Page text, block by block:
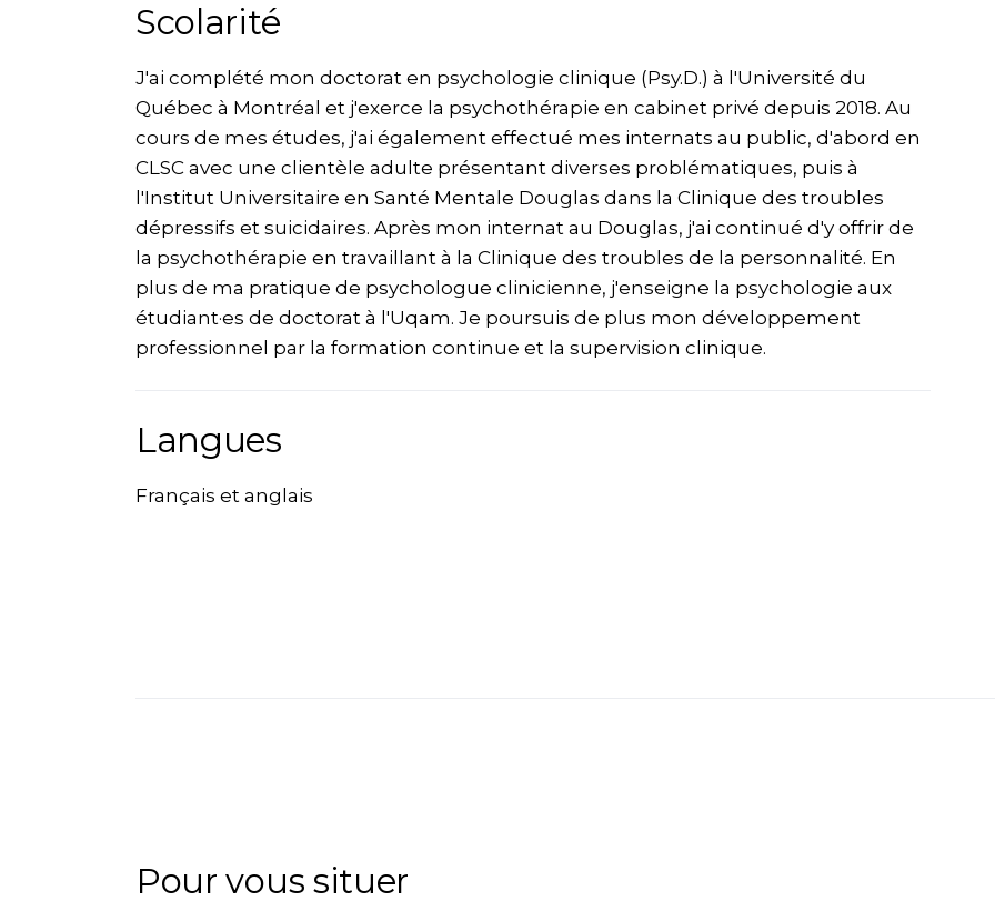
Scolarité
J'ai complété mon doctorat en psychologie clinique (Psy.D.) à l'Université du
Québec à Montréal et j'exerce la psychothérapie en cabinet privé depuis 2018. Au
cours de mes études, j'ai également effectué mes internats au public, d'abord en
CLSC avec une clientèle adulte présentant diverses problématiques, puis à
l'Institut Universitaire en Santé Mentale Douglas dans la Clinique des troubles
dépressifs et suicidaires. Après mon internat au Douglas, j'ai continué d'y offrir de
la psychothérapie en travaillant à la Clinique des troubles de la personnalité. En
plus de ma pratique de psychologue clinicienne, j'enseigne la psychologie aux
étudiant·es de doctorat à l'Uqam. Je poursuis de plus mon développement
professionnel par la formation continue et la supervision clinique.
Langues
Français et anglais
Pour vous situer